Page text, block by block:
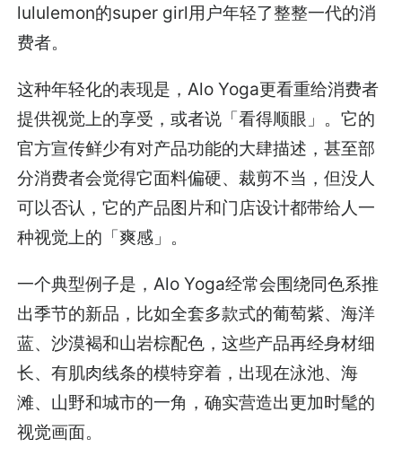
lululemon的super girl用户年轻了整整一代的消
费者。
这种年轻化的表现是，Alo Yoga更看重给消费者
提供视觉上的享受，或者说「看得顺眼」。它的
官方宣传鲜少有对产品功能的大肆描述，甚至部
分消费者会觉得它面料偏硬、裁剪不当，但没人
可以否认，它的产品图片和门店设计都带给人一
种视觉上的「爽感」。
一个典型例子是，Alo Yoga经常会围绕同色系推
出季节的新品，比如全套多款式的葡萄紫、海洋
蓝、沙漠褐和山岩棕配色，这些产品再经身材细
长、有肌肉线条的模特穿着，出现在泳池、海
滩、山野和城市的一角，确实营造出更加时髦的
视觉画面。